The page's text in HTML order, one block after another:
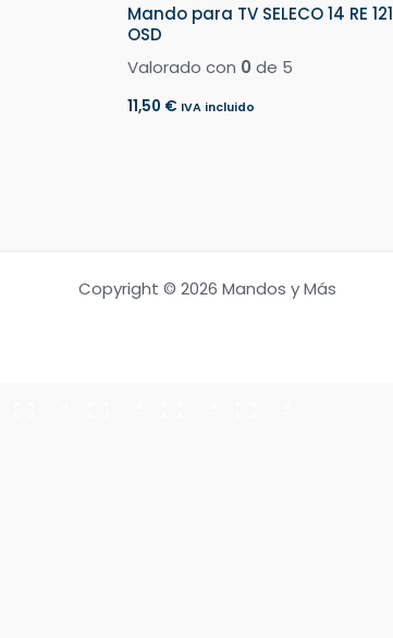
Mando para TV SELECO 14 RE 121
OSD
Valorado con 0 de 5
11,50 € IVA incluido
Copyright © 2026 Mandos y Más